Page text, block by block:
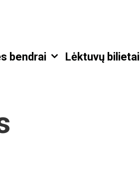
bendrai Lėktuvų bilietai